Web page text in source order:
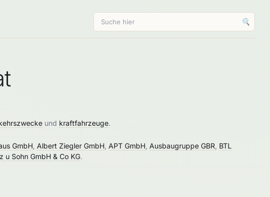
🔍
und kraftfahrzeuge.
GmbH Albert Ziegler GmbH APT GmbH Ausbaugruppe GBR BTL
u Sohn GmbH & Co KG.